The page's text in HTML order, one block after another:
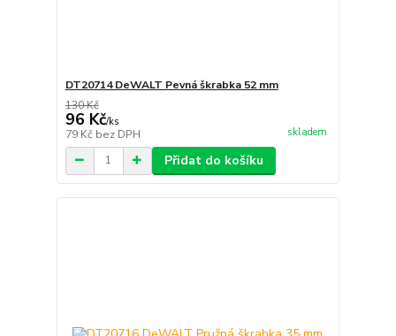
DT20714 DeWALT Pevná škrabka 52 mm
130 Kč
96 Kč/ks
79 Kč bez DPH skladem
Přidat do košíku